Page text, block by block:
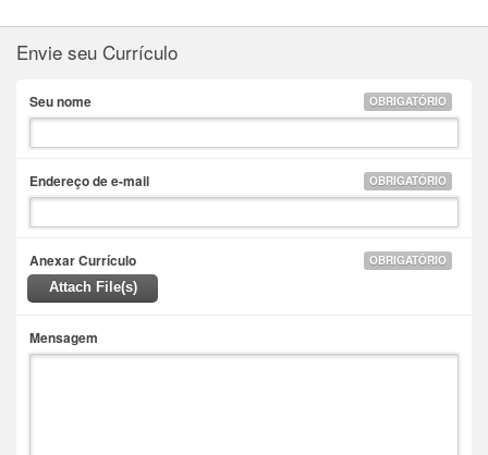
Envie seu Currículo
OBRIGATÓRIO
Seu nome
OBRIGATÓRIO
Endereço de e-mail
OBRIGATÓRIO
Anexar Currículo
Attach File(s)
Mensagem